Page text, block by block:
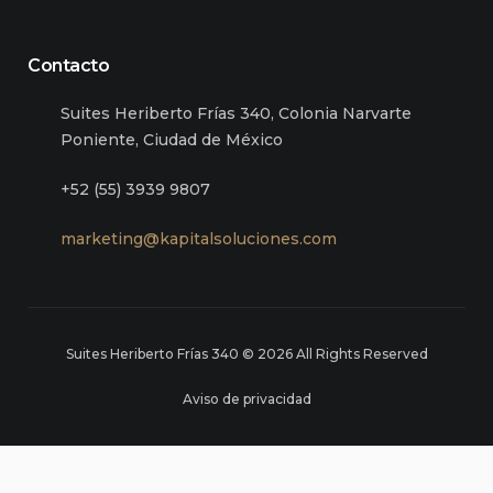
Contacto
Suites Heriberto Frías 340, Colonia Narvarte
Poniente, Ciudad de México
+52 (55) 3939 9807
marketing@kapitalsoluciones.com
Suites Heriberto Frías 340 © 2026 All Rights Reserved
Aviso de privacidad